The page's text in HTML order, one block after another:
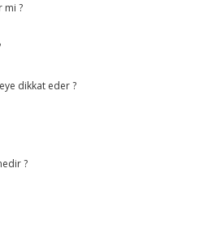
mi ?
dikkat eder ?
?